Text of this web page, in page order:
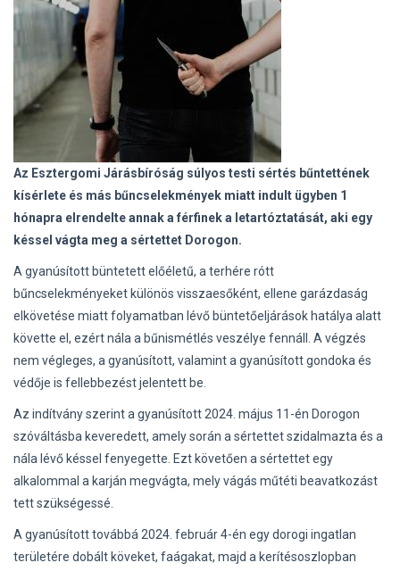
Az Esztergomi Járásbíróság súlyos testi sértés bűntettének
kísérlete és más bűncselekmények miatt indult ügyben 1
hónapra elrendelte annak a férfinek a letartóztatását, aki egy
késsel vágta meg a sértettet Dorogon.
A gyanúsított büntetett előéletű, a terhére rótt
bűncselekményeket különös visszaesőként, ellene garázdaság
elkövetése miatt folyamatban lévő büntetőeljárások hatálya alatt
követte el, ezért nála a bűnismétlés veszélye fennáll. A végzés
nem végleges, a gyanúsított, valamint a gyanúsított gondoka és
védője is fellebbezést jelentett be.
Az indítvány szerint a gyanúsított 2024. május 11-én Dorogon
szóváltásba keveredett, amely során a sértettet szidalmazta és a
nála lévő késsel fenyegette. Ezt követően a sértettet egy
alkalommal a karján megvágta, mely vágás műtéti beavatkozást
tett szükségessé.
A gyanúsított továbbá 2024. február 4-én egy dorogi ingatlan
területére dobált köveket, faágakat, majd a kerítésoszlopban